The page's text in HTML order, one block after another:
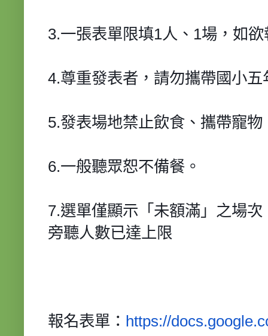
3.一張表單限填1人、1場，如
4.尊重發表者，請勿攜帶國小
5.發表場地禁止飲食、攜帶寵物
6.一般聽眾恕不備餐。
7.選單僅顯示「未額滿」之場
旁聽人數已達上限
報名表單： https://